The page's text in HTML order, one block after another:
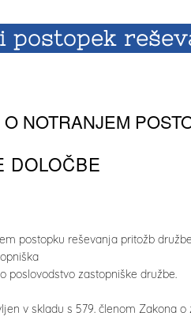
postopek
NOTRANJEM
DOLOČBE
postopku reševanja pritožb
poslovodstvo zastopniške družbe.
v skladu s 579. členom Zakona